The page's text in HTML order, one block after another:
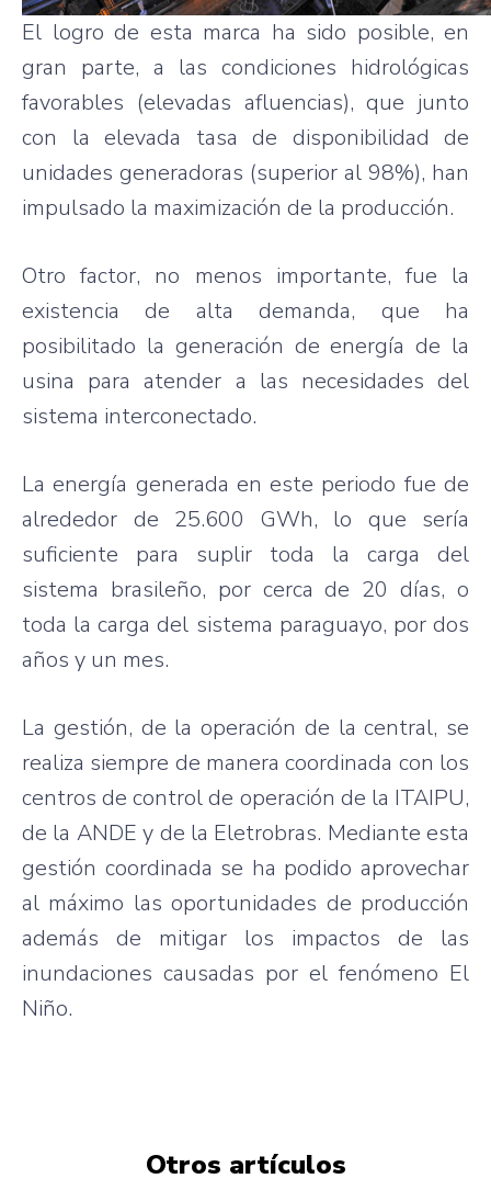
El logro de esta marca ha sido posible, en
gran parte, a las condiciones hidrológicas
favorables (elevadas afluencias), que junto
con la elevada tasa de disponibilidad de
unidades generadoras (superior al 98%), han
impulsado la maximización de la producción.
Otro factor, no menos importante, fue la
existencia de alta demanda, que ha
posibilitado la generación de energía de la
usina para atender a las necesidades del
sistema interconectado.
La energía generada en este periodo fue de
alrededor de 25.600 GWh, lo que sería
suficiente para suplir toda la carga del
sistema brasileño, por cerca de 20 días, o
toda la carga del sistema paraguayo, por dos
años y un mes.
La gestión, de la operación de la central, se
realiza siempre de manera coordinada con los
centros de control de operación de la ITAIPU,
de la ANDE y de la Eletrobras. Mediante esta
gestión coordinada se ha podido aprovechar
al máximo las oportunidades de producción
además de mitigar los impactos de las
inundaciones causadas por el fenómeno El
Niño.
Otros artículos